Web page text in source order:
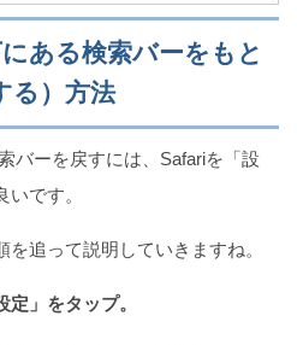
を自動調整するとバッテリーの消費
？
の横に雲マークがついてるアプリは
した時の振動をオフにする方法
ある検索バーをもと
る）方法
バーを戻すには、Safariを「設
です。
追って説明していきますね。
定」をタップ。